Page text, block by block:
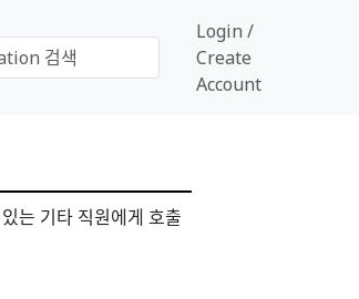
Login /
Create
Account
는 기타 직원에게 호출